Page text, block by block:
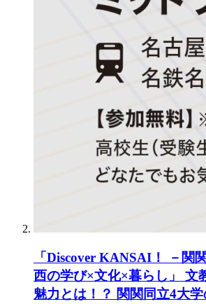
「Discover KANSAI！ －関
西の学び×文化×暮らし」 文
魅力とは！？ 関関同立4大